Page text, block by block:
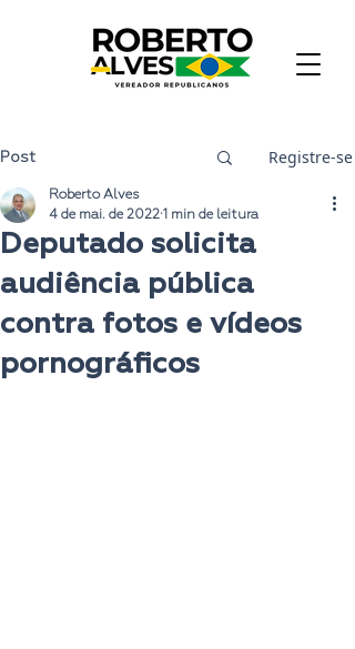
Post Registre-se
Deputado solicita
audiência pública
contra fotos e vídeos
pornográficos
Roberto Alves
4 de mai. de 2022 1 min de leitura